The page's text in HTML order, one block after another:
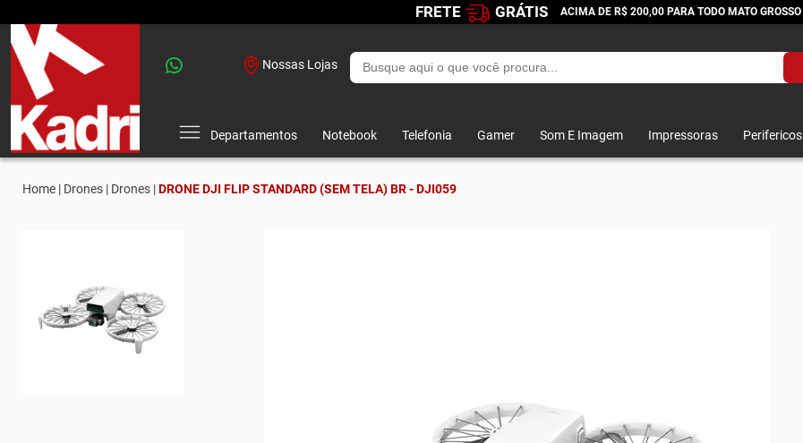
FRETE GRÁTIS ACIMA DE R$ 200,00 PARA TODO MATO GROSSO
Nossas Lojas
Departamentos Notebook Telefonia Gamer Som E Imagem Impressoras Perifericos
Home | Drones | Drones |DRONE DJI FLIP STANDARD (SEM TELA) BR - DJI059